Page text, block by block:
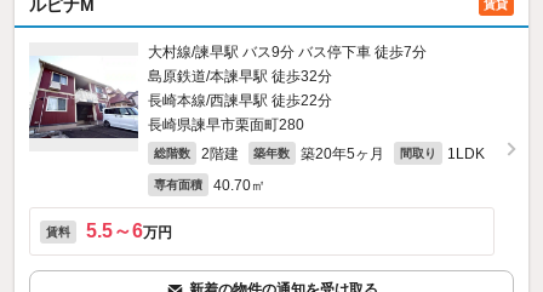
ルピナM 賃貸
大村線/諫早駅 バス9分 バス停下車 徒歩7分
島原鉄道/本諫早駅 徒歩32分
長崎本線/西諫早駅 徒歩22分
長崎県諫早市栗面町280
総階数 2階建 築年数 築20年5ヶ月 間取り 1LDK
専有面積 40.70㎡
賃料 5.5～6万円